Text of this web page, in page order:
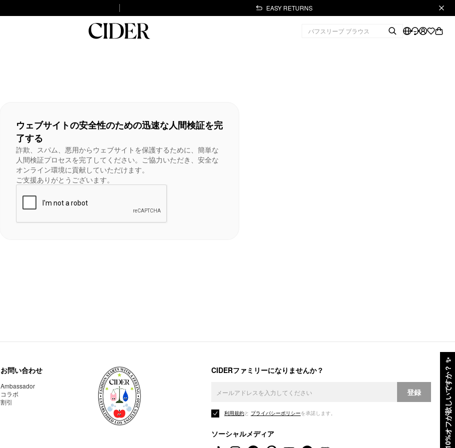
EASY RETURNS
10%オフが欲しいですか？
✨
ウェブサイトの安全性のための迅速な人間検証を完
了する
詐欺、スパム、悪用からウェブサイトを保護するために、簡単な
人間検証プロセスを完了してください。ご協力いただき、安全な
オンライン環境に貢献していただけます。
ご支援ありがとうございます。
お問い合わせ
Ambassador
コラボ
割引
CIDERファミリーになりませんか？
登録
利用規約と プライバシーポリシーを承諾します。
ソーシャルメディア